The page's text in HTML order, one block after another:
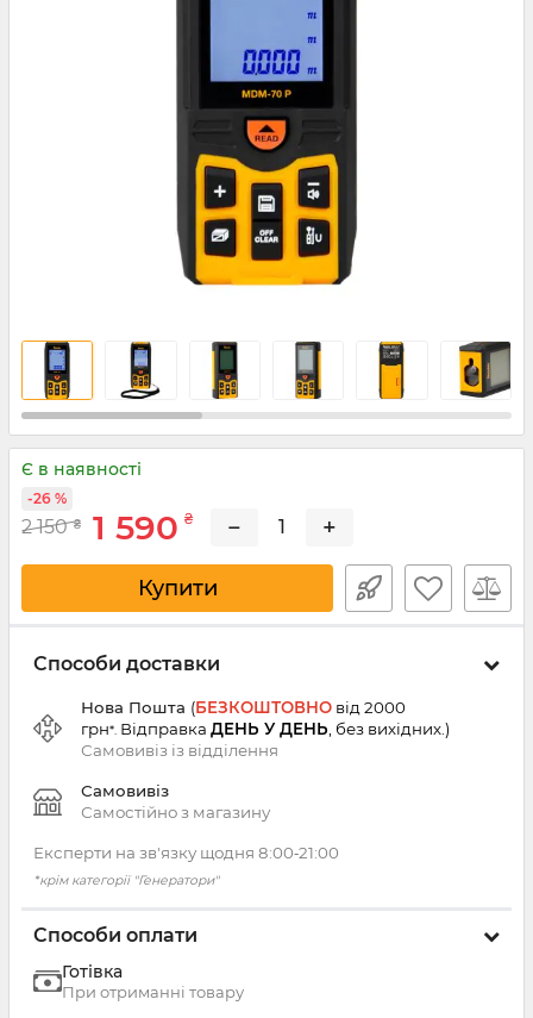
Є в наявності
2 150 ₴ 1 590 ₴
-26 %
− +
Купити
Способи доставки
Нова Пошта (БЕЗКОШТОВНО від 2000
грн*. Відправка ДЕНЬ У ДЕНЬ , без вихідних.)
Самовивіз із відділення
Самовивіз
Самостійно з магазину
Експерти на зв'язку щодня 8:00‑21:00
*крім категорії "Генератори"
Способи оплати
Готівка
При отриманні товару